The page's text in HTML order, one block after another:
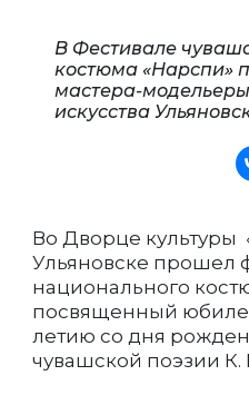
В Фестивале
костюма «Нарспи»
мастера-
искусства
Во Дворце культуры
Ульяновске прошел
национального
посвященный
летию со дня
чувашской поэзии К.